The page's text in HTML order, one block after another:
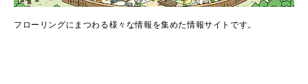
フローリングにまつわる様々な情報を集めた情報サイトです。